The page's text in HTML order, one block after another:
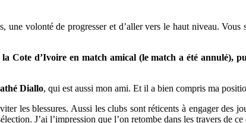
une volonté de progresser et d’aller vers le haut niveau.
Cote d’Ivoire en match amical (le match a été annulé),
Diallo, qui est aussi mon ami. Et il a bien compris ma
les blessures. Aussi les clubs sont réticents à engager des
J’ai l’impression que l’on retombe dans les travers de